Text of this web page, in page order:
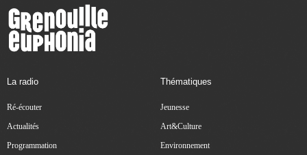
La radio
Ré-écouter
Actualités
Programmation
Thématiques
Jeunesse
Art&Culture
Environnement